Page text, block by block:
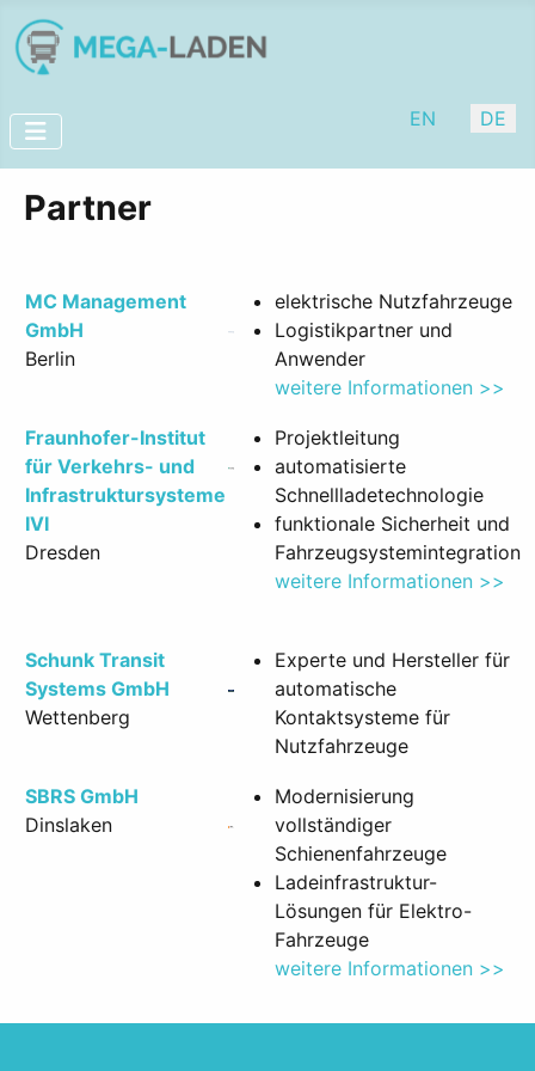
Sprache
EN DE
Partner
MC Management
GmbH
Berlin
elektrische Nutzfahrzeuge
Logistikpartner und
Anwender
weitere Informationen >>
Fraunhofer-Institut
für Verkehrs- und
Infrastruktursysteme
IVI
Dresden
Projektleitung
automatisierte
Schnellladetechnologie
funktionale Sicherheit und
Fahrzeugsystemintegration
weitere Informationen >>
Schunk Transit
Systems GmbH
Wettenberg
Experte und Hersteller für
automatische
Kontaktsysteme für
Nutzfahrzeuge
SBRS GmbH
Dinslaken
Modernisierung
vollständiger
Schienenfahrzeuge
Ladeinfrastruktur-
Lösungen für Elektro-
Fahrzeuge
weitere Informationen >>